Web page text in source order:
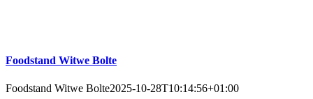
Foodstand Witwe Bolte
Foodstand Witwe Bolte2025-10-28T10:14:56+01:00